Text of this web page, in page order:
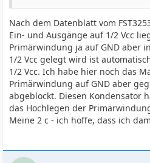
Nach dem Datenblatt vom
Ein- und Ausgänge auf 1/2 Vcc
Primärwindung ja auf GND aber
1/2 Vcc gelegt wird ist
1/2 Vcc. Ich habe hier noch das
Primärwindung auf GND aber
abgeblockt. Diesen Kondensator
das Hochlegen der
Meine 2 c - ich hoffe, dass ich